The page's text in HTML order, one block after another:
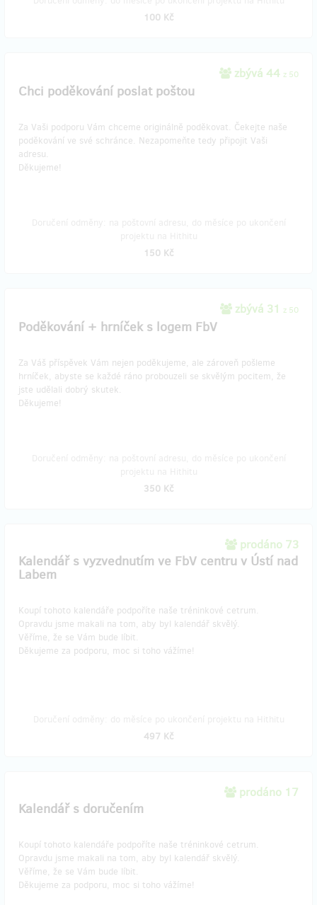
100 Kč
zbývá 44 z 50
Chci poděkování poslat poštou
Za Vaši podporu Vám chceme originálně poděkovat. Čekejte naše
poděkování ve své schránce. Nezapomeňte tedy připojit Vaši
adresu.
Děkujeme!
150 Kč
zbývá 31 z 50
Poděkování + hrníček s logem FbV
Za Váš příspěvek Vám nejen poděkujeme, ale zároveň pošleme
hrníček, abyste se každé ráno probouzeli se skvělým pocitem, že
jste udělali dobrý skutek.
Děkujeme!
350 Kč
prodáno 73
Kalendář s vyzvednutím ve FbV centru v Ústí nad
Labem
Koupí tohoto kalendáře podpoříte naše tréninkové cetrum.
Opravdu jsme makali na tom, aby byl kalendář skvělý.
Věříme, že se Vám bude líbit.
Děkujeme za podporu, moc si toho vážíme!
497 Kč
prodáno 17
Kalendář s doručením
Koupí tohoto kalendáře podpoříte naše tréninkové cetrum.
Opravdu jsme makali na tom, aby byl kalendář skvělý.
Věříme, že se Vám bude líbit.
Děkujeme za podporu, moc si toho vážíme!